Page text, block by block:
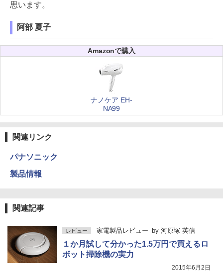
思います。
阿部 夏子
Amazonで購入
ナノケア EH-
NA99
関連リンク
パナソニック
製品情報
関連記事
レビュー 家電製品レビュー by 河原塚 英信
１か月試して分かった1.5万円で買えるロ
ボット掃除機の実力
2015年6月2日